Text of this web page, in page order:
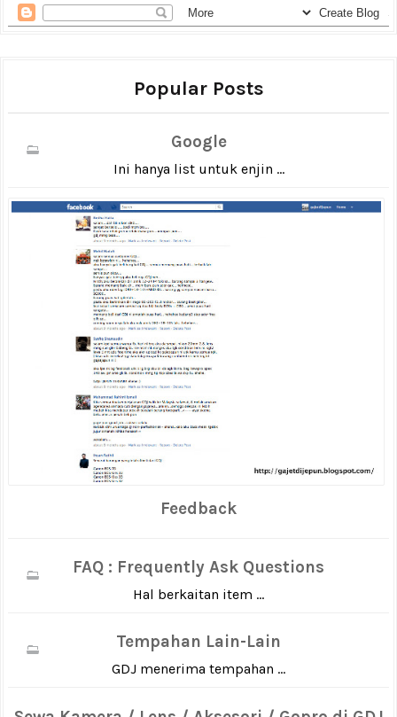
Popular Posts
Google
Ini hanya list untuk enjin ...
Feedback
FAQ : Frequently Ask Questions
Hal berkaitan item ...
Tempahan Lain-Lain
GDJ menerima tempahan ...